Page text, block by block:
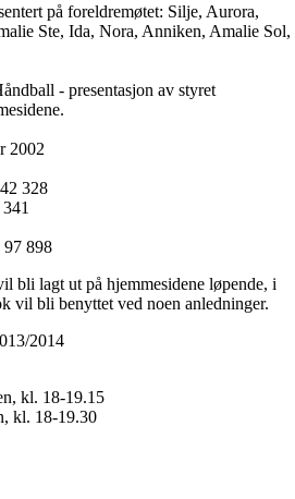
på foreldremøtet: Silje, Aurora,
Ste, Ida, Nora, Anniken, Amalie Sol,
- presentasjon av styret
2002
328
898
bli lagt ut på hjemmesidene løpende, i
vil bli benyttet ved noen anledninger.
2014
kl. 18-19.15
kl. 18-19.30